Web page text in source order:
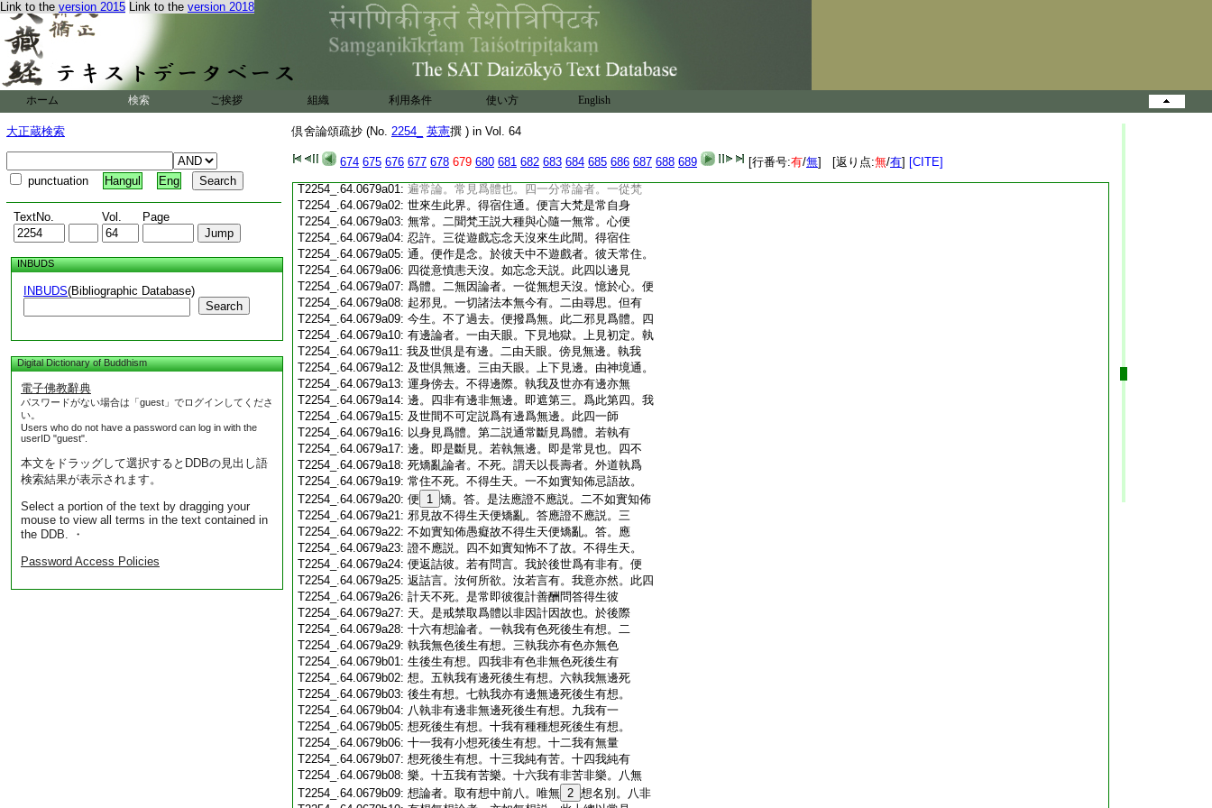
Link to the version 2015 Link to the version 2018
ホーム 検索 ご挨拶 組織 利用条件 使い方 English
大正蔵検索
punctuation Hangul Eng
TextNo. Vol. Page
INBUDS
INBUDS(Bibliographic Database)
Search
Digital Dictionary of Buddhism
電子佛教辭典
パスワードがない場合は「guest」でログインしてくださ
い。
Users who do not have a password can log in with the
userID "guest".
本文をドラッグして選択するとDDBの見出し語
検索結果が表示されます。
Select a portion of the text by dragging your
mouse to view all terms in the text contained in
the DDB. ・
Password Access Policies
倶舍論頌疏抄 (No. 2254_ 英憲撰 ) in Vol. 64
674 675 676 677 678 679 680 681 682 683 684 685 686 687 688 689 [行番号:有/無] [返り点:無/有] [CITE]
T2254_.64.0678c19:一分常論･二無大生論･四有邊論･四不死憍
T2254_.64.0678c20: 亂論。後際 未來 有四十四。謂十六有想論･八
T2254_.64.0678c21:無想論･八非有想非無想論･七斷滅論･五現
T2254_.64.0678c22:
法涅槃。足前際十八。成六十二見也。四遍常
論者。一由憶劫初。執我･世常。謂由彼外道得
T2254_.64.0678c24:宿命通。憶劫初事。因此起見。執我･世常。二
T2254_.64.0678c25:由憶生。執我世常。由彼得通。憶多生事。便執
T2254_.64.0678c26:爲常。三由天眼。見諸有情死此生彼諸蘊相
T2254_.64.0678c27:續。執我･世常。既得天眼見不斷故。便謂是
T2254_.64.0678c28: 常。四由尋思。不如實知。執我世常。彼諸外道
T2254_.64.0679a01: 遍常論。常見爲體也。四一分常論者。一從梵
T2254_.64.0679a02: 世來生此界。得宿住通。便言大梵是常自身
T2254_.64.0679a03: 無常。二聞梵王説大種與心隨一無常。心便
T2254_.64.0679a04: 忍許。三從遊戲忘念天沒來生此間。得宿住
T2254_.64.0679a05: 通。便作是念。於彼天中不遊戲者。彼天常住。
T2254_.64.0679a06: 四從意憤恚天沒。如忘念天説。此四以邊見
T2254_.64.0679a07: 爲體。二無因論者。一從無想天沒。憶於心。便
T2254_.64.0679a08: 起邪見。一切諸法本無今有。二由尋思。但有
T2254_.64.0679a09: 今生。不了過去。便撥爲無。此二邪見爲體。四
T2254_.64.0679a10: 有邊論者。一由天眼。下見地獄。上見初定。執
T2254_.64.0679a11: 我及世倶是有邊。二由天眼。傍見無邊。執我
T2254_.64.0679a12: 及世倶無邊。三由天眼。上下見邊。由神境通。
T2254_.64.0679a13: 運身傍去。不得邊際。執我及世亦有邊亦無
T2254_.64.0679a14: 邊。四非有邊非無邊。即遮第三。爲此第四。我
T2254_.64.0679a15: 及世間不可定説爲有邊爲無邊。此四一師
T2254_.64.0679a16: 以身見爲體。第二説通常斷見爲體。若執有
T2254_.64.0679a17: 邊。即是斷見。若執無邊。即是常見也。四不
T2254_.64.0679a18: 死矯亂論者。不死。謂天以長壽者。外道執爲
T2254_.64.0679a19: 常住不死。不得生天。一不如實知佈忌語故。
T2254_.64.0679a20: 便 1 矯。答。是法應證不應説。二不如實知佈
T2254_.64.0679a21: 邪見故不得生天便矯亂。答應證不應説。三
T2254_.64.0679a22: 不如實知佈愚癡故不得生天便矯亂。答。應
T2254_.64.0679a23: 證不應説。四不如實知怖不了故。不得生天。
T2254_.64.0679a24: 便返詰彼。若有問言。我於後世爲有非有。便
T2254_.64.0679a25: 返詰言。汝何所欲。汝若言有。我意亦然。此四
T2254_.64.0679a26: 計天不死。是常即彼復計善酬問答得生彼
T2254_.64.0679a27: 天。是戒禁取爲體以非因計因故也。於後際
T2254_.64.0679a28: 十六有想論者。一執我有色死後生有想。二
T2254_.64.0679a29: 執我無色後生有想。三執我亦有色亦無色
T2254_.64.0679b01: 生後生有想。四我非有色非無色死後生有
T2254_.64.0679b02: 想。五執我有邊死後生有想。六執我無邊死
T2254_.64.0679b03: 後生有想。七執我亦有邊無邊死後生有想。
T2254_.64.0679b04: 八執非有邊非無邊死後生有想。九我有一
T2254_.64.0679b05: 想死後生有想。十我有種種想死後生有想。
T2254_.64.0679b06: 十一我有小想死後生有想。十二我有無量
T2254_.64.0679b07: 想死後生有想。十三我純有苦。十四我純有
T2254_.64.0679b08: 樂。十五我有苦樂。十六我有非苦非樂。八無
T2254_.64.0679b09: 想論者。取有想中前八。唯無 2 想名別。八非